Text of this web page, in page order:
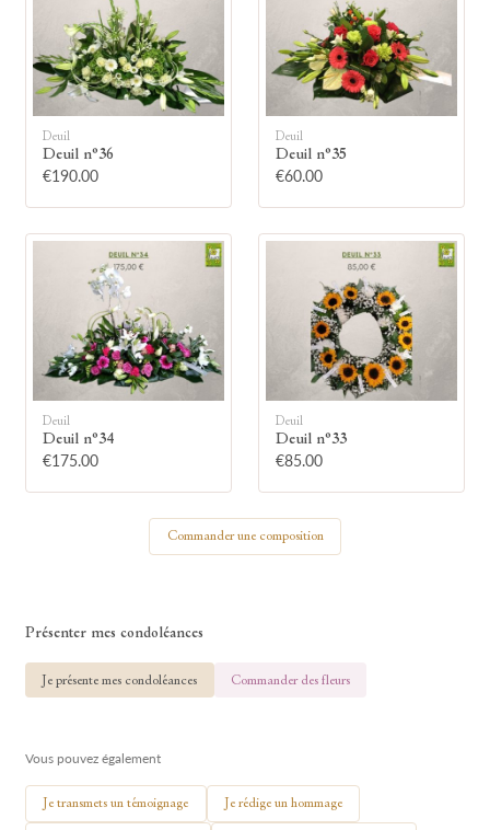
Allumez une bougie
Montrez votre soutien à la famille en
allumant symboliquement une bougie.
Votre nom
Deuil
Deuil n°36
€190.00
Deuil
Deuil n°35
€60.00
Deuil
Deuil n°34
€175.00
Deuil
Deuil n°33
€85.00
Commander une composition
Présenter mes condoléances
Je présente mes condoléances Commander des fleurs
Vous pouvez également
Je transmets un témoignage Je rédige un hommage